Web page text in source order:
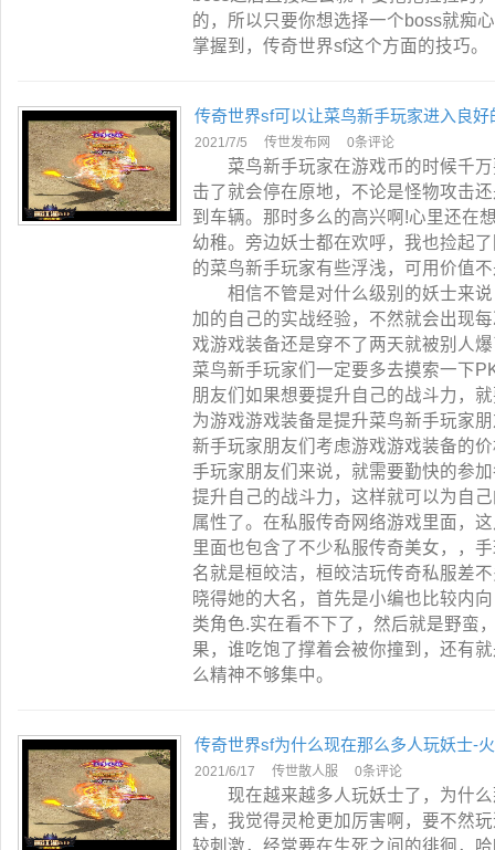
的，所以只要你想选择一个boss就痴
掌握到，传奇世界sf这个方面的技巧。
传奇世界sf可以让菜鸟新手玩家进入良好
2021/7/5 传世发布网 0条评论
菜鸟新手玩家在游戏币的时候千万
击了就会停在原地，不论是怪物攻击
到车辆。那时多么的高兴啊!心里还在
幼稚。旁边妖士都在欢呼，我也捡起
的菜鸟新手玩家有些浮浅，可用价值
相信不管是对什么级别的妖士来说
加的自己的实战经验，不然就会出现
戏游戏装备还是穿不了两天就被别人
菜鸟新手玩家们一定要多去摸索一下
朋友们如果想要提升自己的战斗力，
为游戏游戏装备是提升菜鸟新手玩家
新手玩家朋友们考虑游戏游戏装备的
手玩家朋友们来说，就需要勤快的参
提升自己的战斗力，这样就可以为自
属性了。在私服传奇网络游戏里面，
里面也包含了不少私服传奇美女，，
名就是桓皎洁，桓皎洁玩传奇私服差
晓得她的大名，首先是小编也比较内
类角色.实在看不下了，然后就是野蛮
果，谁吃饱了撑着会被你撞到，还有
么精神不够集中。
传奇世界sf为什么现在那么多人玩妖士-
2021/6/17 传世散人服 0条评论
现在越来越多人玩妖士了，为什么
害，我觉得灵枪更加厉害啊，要不然
较刺激，经常要在生死之间的徘徊，